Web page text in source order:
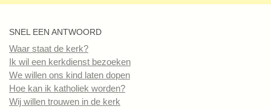
SNEL EEN ANTWOORD
Waar staat de kerk?
Ik wil een kerkdienst bezoeken
We willen ons kind laten dopen
Hoe kan ik katholiek worden?
Wij willen trouwen in de kerk